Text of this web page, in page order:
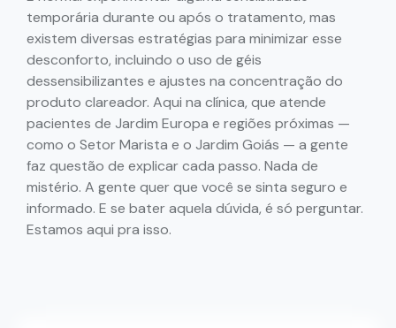
temporária durante ou após o tratamento, mas
existem diversas estratégias para minimizar esse
desconforto, incluindo o uso de géis
dessensibilizantes e ajustes na concentração do
produto clareador. Aqui na clínica, que atende
pacientes de Jardim Europa e regiões próximas —
como o Setor Marista e o Jardim Goiás — a gente
faz questão de explicar cada passo. Nada de
mistério. A gente quer que você se sinta seguro e
informado. E se bater aquela dúvida, é só perguntar.
Estamos aqui pra isso.